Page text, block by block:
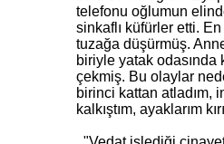
telefonu oğlumun
sinkaflı küfürler etti.
tuzağa düşürmüş.
biriyle yatak odasında
çekmiş. Bu olaylar
birinci kattan atladım,
kalkıştım, ayaklarım